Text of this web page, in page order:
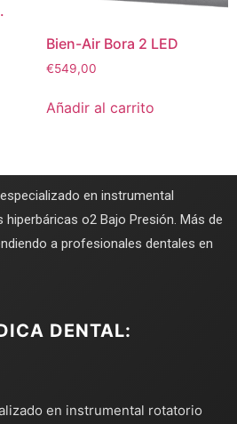
Bien-Air Bora 2 LED
€549,00
Añadir al carrito
en instrumental
o2 Bajo Presión. Más de
a profesionales dentales en
DENTAL:
en instrumental rotatorio